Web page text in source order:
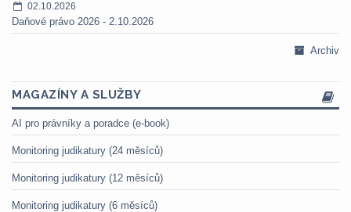
02.10.2026
Daňové právo 2026 - 2.10.2026
Archiv
MAGAZÍNY A SLUŽBY
AI pro právníky a poradce (e-book)
Monitoring judikatury (24 měsíců)
Monitoring judikatury (12 měsíců)
Monitoring judikatury (6 měsíců)